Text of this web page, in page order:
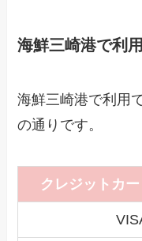
海鮮三崎港で利
海鮮三崎港で利用
の通りです。
クレジットカ